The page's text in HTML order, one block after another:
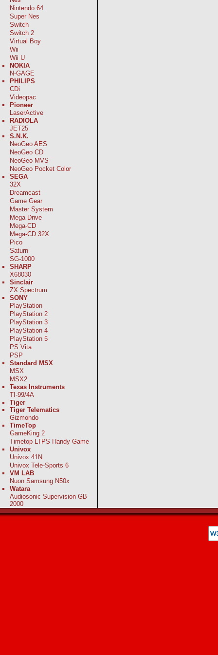
Nintendo 64
Super Nes
Switch
Switch 2
Virtual Boy
Wii
Wii U
NOKIA
N-GAGE
PHILIPS
CDi
Videopac
Pioneer
LaserActive
RADIOLA
JET25
S.N.K.
NeoGeo AES
NeoGeo CD
NeoGeo MVS
NeoGeo Pocket Color
SEGA
32X
Dreamcast
Game Gear
Master System
Mega Drive
Mega-CD
Mega-CD 32X
Pico
Saturn
SG-1000
SHARP
X68030
Sinclair
ZX Spectrum
SONY
PlayStation
PlayStation 2
PlayStation 3
PlayStation 4
PlayStation 5
PS Vita
PSP
Standard MSX
MSX
MSX2
Texas Instruments
TI-99/4A
Tiger
Tiger Telematics
Gizmondo
TimeTop
GameKing 2
Timetop LTPS Handy Game
Univox
Univox 41N
Univox Tele-Sports 6
VM LAB
Nuon Samsung N50x
Watara
Audiosonic Supervision GB-
2000